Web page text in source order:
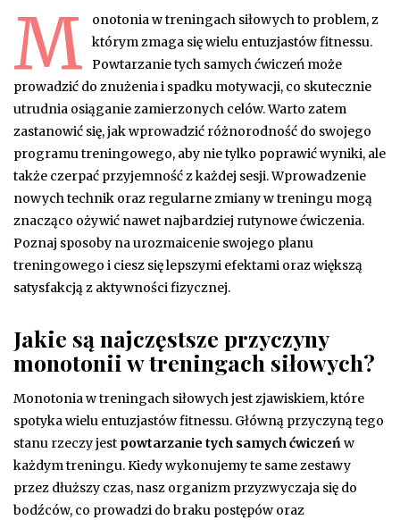
M
onotonia w treningach siłowych to problem, z
którym zmaga się wielu entuzjastów fitnessu.
Powtarzanie tych samych ćwiczeń może
prowadzić do znużenia i spadku motywacji, co skutecznie
utrudnia osiąganie zamierzonych celów. Warto zatem
zastanowić się, jak wprowadzić różnorodność do swojego
programu treningowego, aby nie tylko poprawić wyniki, ale
także czerpać przyjemność z każdej sesji. Wprowadzenie
nowych technik oraz regularne zmiany w treningu mogą
znacząco ożywić nawet najbardziej rutynowe ćwiczenia.
Poznaj sposoby na urozmaicenie swojego planu
treningowego i ciesz się lepszymi efektami oraz większą
satysfakcją z aktywności fizycznej.
Jakie są najczęstsze przyczyny
monotonii w treningach siłowych?
Monotonia w treningach siłowych jest zjawiskiem, które
spotyka wielu entuzjastów fitnessu. Główną przyczyną tego
stanu rzeczy jest powtarzanie tych samych ćwiczeńw
każdym treningu. Kiedy wykonujemy te same zestawy
przez dłuższy czas, nasz organizm przyzwyczaja się do
bodźców, co prowadzi do braku postępów oraz